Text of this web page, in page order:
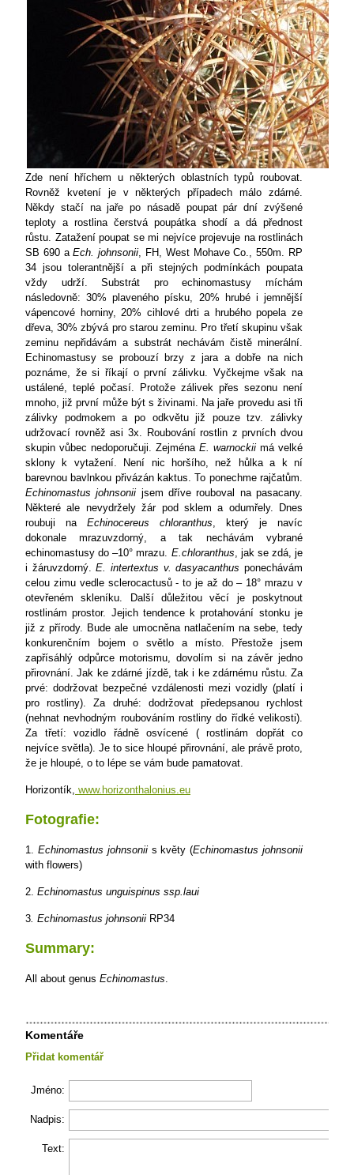
Zde není hříchem u některých oblastních typů roubovat.
Rovněž kvetení je v některých případech málo zdárné.
Někdy stačí na jaře po násadě poupat pár dní zvýšené
teploty a rostlina čerstvá poupátka shodí a dá přednost
růstu. Zatažení poupat se mi nejvíce projevuje na rostlinách
SB 690 a Ech. johnsonii, FH, West Mohave Co., 550m. RP
34 jsou tolerantnější a při stejných podmínkách poupata
vždy udrží. Substrát pro echinomastusy míchám
následovně: 30% plaveného písku, 20% hrubé i jemnější
vápencové horniny, 20% cihlové drti a hrubého popela ze
dřeva, 30% zbývá pro starou zeminu. Pro třetí skupinu však
zeminu nepřidávám a substrát nechávám čistě minerální.
Echinomastusy se probouzí brzy z jara a dobře na nich
poznáme, že si říkají o první zálivku. Vyčkejme však na
ustálené, teplé počasí. Protože zálivek přes sezonu není
mnoho, již první může být s živinami. Na jaře provedu asi tři
zálivky podmokem a po odkvětu již pouze tzv. zálivky
udržovací rovněž asi 3x. Roubování rostlin z prvních dvou
skupin vůbec nedoporučuji. Zejména E. warnockii má velké
sklony k vytažení. Není nic horšího, než hůlka a k ní
barevnou bavlnkou přivázán kaktus. To ponechme rajčatům.
Echinomastus johnsonii jsem dříve rouboval na pasacany.
Některé ale nevydržely žár pod sklem a odumřely. Dnes
roubuji na Echinocereus chloranthus, který je navíc
dokonale mrazuvzdorný, a tak nechávám vybrané
echinomastusy do –10° mrazu. E.chloranthus, jak se zdá, je
i žáruvzdorný.E. intertextus v. dasyacanthus ponechávám
celou zimu vedle sclerocactusů - to je až do – 18° mrazu v
otevřeném skleníku. Další důležitou věcí je poskytnout
rostlinám prostor. Jejich tendence k protahování stonku je
již z přírody. Bude ale umocněna natlačením na sebe, tedy
konkurenčním bojem o světlo a místo. Přestože jsem
zapřísáhlý odpůrce motorismu, dovolím si na závěr jedno
přirovnání. Jak ke zdárné jízdě, tak i ke zdárnému růstu. Za
prvé: dodržovat bezpečné vzdálenosti mezi vozidly (platí i
pro rostliny). Za druhé: dodržovat předepsanou rychlost
(nehnat nevhodným roubováním rostliny do řídké velikosti).
Za třetí: vozidlo řádně osvícené ( rostlinám dopřát co
nejvíce světla). Je to sice hloupé přirovnání, ale právě proto,
že je hloupé, o to lépe se vám bude pamatovat.
Horizontík, www.horizonthalonius.eu
Fotografie:
1. Echinomastus johnsoniis květy (Echinomastus johnsonii
with flowers)
2. Echinomastus unguispinus ssp.laui
3. Echinomastus johnsonii RP34
Summary:
All about genus Echinomastus.
Komentáře
Přidat komentář
Jméno:
Nadpis:
Text: